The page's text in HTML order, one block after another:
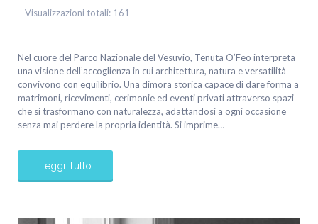
Visualizzazioni totali: 161
Nel cuore del Parco Nazionale del Vesuvio, Tenuta O’Feo interpreta
una visione dell’accoglienza in cui architettura, natura e versatilità
convivono con equilibrio. Una dimora storica capace di dare forma a
matrimoni, ricevimenti, cerimonie ed eventi privati attraverso spazi
che si trasformano con naturalezza, adattandosi a ogni occasione
senza mai perdere la propria identità. Si imprime…
Leggi Tutto